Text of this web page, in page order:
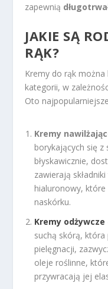
zapewnią
JAKIE SĄ
RĄK?
Kremy do rąk można
kategorii, w
Oto
Kremy
borykających się z
błyskawicznie,
zawierają
hialuronowy,
naskórku.
Kremy odżywcze
suchą skórą,
pielęgnacji,
oleje roślinne,
przywracają jej